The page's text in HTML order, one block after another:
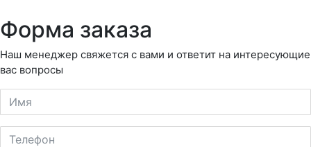
Форма заказа
Наш менеджер свяжется с вами и ответит на интересующие
вас вопросы